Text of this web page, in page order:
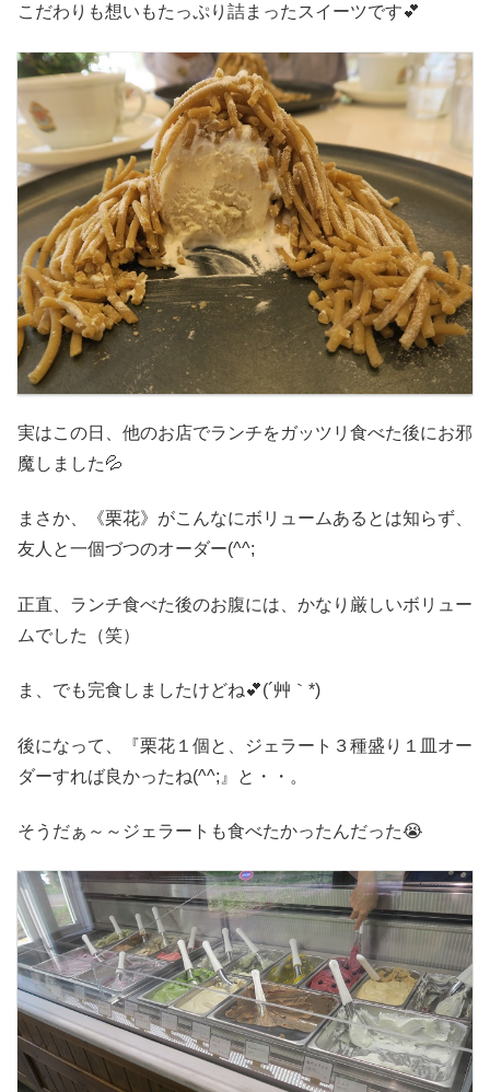
こだわりも想いもたっぷり詰まったスイーツです💕
実はこの日、他のお店でランチをガッツリ食べた後にお邪
魔しました💦
まさか、《栗花》がこんなにボリュームあるとは知らず、
友人と一個づつのオーダー(^^;
正直、ランチ食べた後のお腹には、かなり厳しいボリュー
ムでした（笑）
ま、でも完食しましたけどね💕(´艸｀*)
後になって、『栗花１個と、ジェラート３種盛り１皿オー
ダーすれば良かったね(^^;』と・・。
そうだぁ～～ジェラートも食べたかったんだった😭